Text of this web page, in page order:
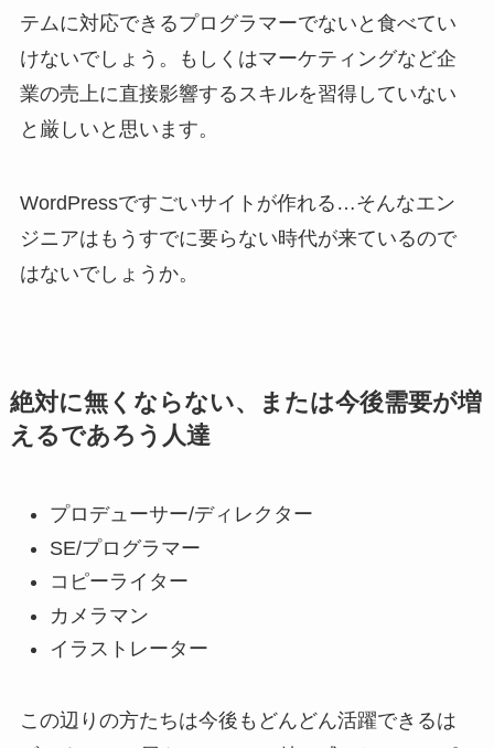
テムに対応できるプログラマーでないと食べてい
けないでしょう。もしくはマーケティングなど企
業の売上に直接影響するスキルを習得していない
と厳しいと思います。
WordPressですごいサイトが作れる…そんなエン
ジニアはもうすでに要らない時代が来ているので
はないでしょうか。
絶対に無くならない、または今後需要が増
えるであろう人達
プロデューサー/ディレクター
SE/プログラマー
コピーライター
カメラマン
イラストレーター
この辺りの方たちは今後もどんどん活躍できるは